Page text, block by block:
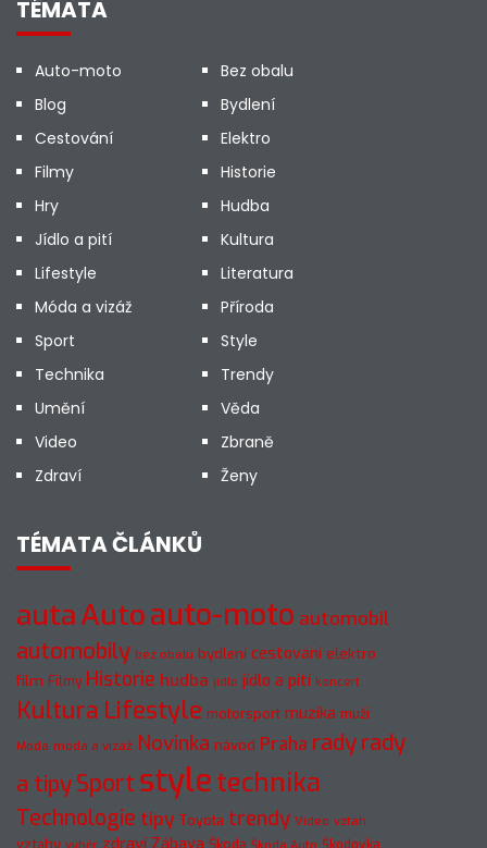
TÉMATA
Auto-moto
Bez obalu
Blog
Bydlení
Cestování
Elektro
Filmy
Historie
Hry
Hudba
Jídlo a pití
Kultura
Lifestyle
Literatura
Móda a vizáž
Příroda
Sport
Style
Technika
Trendy
Umění
Věda
Video
Zbraně
Zdraví
Ženy
TÉMATA ČLÁNKŮ
autaAutoauto-moto automobil
automobily bez obalu bydlení cestování elektro
film Filmy Historie hudba jídlo jídlo a pití koncert
Kultura Lifestyle motorsport muzika muži
Móda móda a vizáž Novinka návod Praha radyrady
a tipySport styletechnika
Technologie tipy Toyota trendy Video vztah